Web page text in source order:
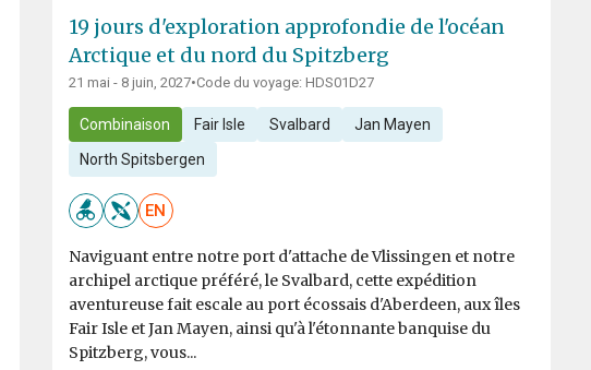
19 jours d'exploration approfondie de l'océan
Arctique et du nord du Spitzberg
21 mai - 8 juin, 2027•Code du voyage: HDS01D27
Combinaison Fair Isle Svalbard Jan Mayen
North Spitsbergen
EN
Naviguant entre notre port d'attache de Vlissingen et notre
archipel arctique préféré, le Svalbard, cette expédition
aventureuse fait escale au port écossais d'Aberdeen, aux îles
Fair Isle et Jan Mayen, ainsi qu'à l'étonnante banquise du
Spitzberg, vous...